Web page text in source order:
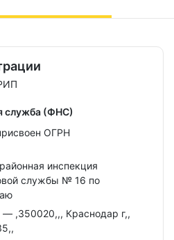
служба (ФНС)
ОГРН
инспекция
службы № 16 по
— ,350020,,, Краснодар г,,